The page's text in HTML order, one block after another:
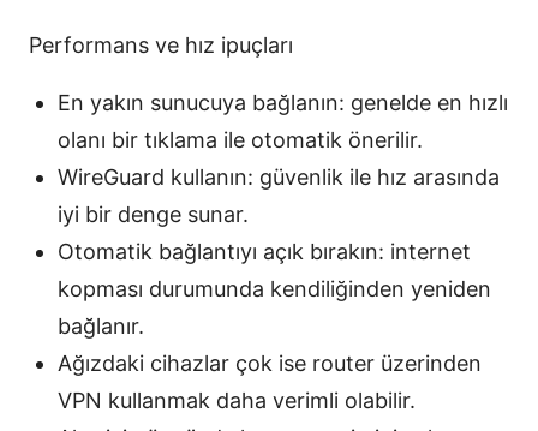
Performans ve hız ipuçları
En yakın sunucuya bağlanın: genelde en hızlı
olanı bir tıklama ile otomatik önerilir.
WireGuard kullanın: güvenlik ile hız arasında
iyi bir denge sunar.
Otomatik bağlantıyı açık bırakın: internet
kopması durumunda kendiliğinden yeniden
bağlanır.
Ağızdaki cihazlar çok ise router üzerinden
VPN kullanmak daha verimli olabilir.